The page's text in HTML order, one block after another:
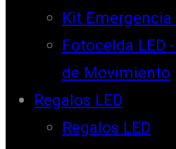
Kit Emergencia
Fotocelda LED
de Movimiento
Regalos LED
Regalos LED